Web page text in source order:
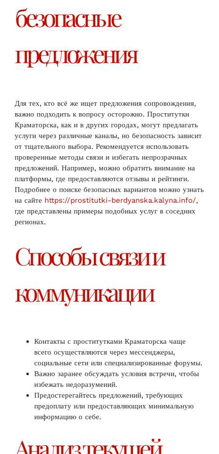
безопасные
предложения
Для тех, кто всё же ищет предложения сопровождения,
важно подходить к вопросу осторожно. Проститутки
Краматорска, как и в других городах, могут предлагать
услуги через различные каналы, но безопасность зависит
от тщательного выбора. Рекомендуется использовать
проверенные методы связи и избегать непрозрачных
предложений. Например, можно обратить внимание на
платформы, где предоставляются отзывы и рейтинги.
Подробнее о поиске безопасных вариантов можно узнать
на сайте https://prostitutki-berdyanska.kalyna.info/,
где представлены примеры подобных услуг в соседних
регионах.
Способы связи и
коммуникации
Контакты с проститутками Краматорска чаще
всего осуществляются через мессенджеры,
социальные сети или специализированные форумы.
Важно заранее обсуждать условия встречи, чтобы
избежать недоразумений.
Предостерегайтесь предложений, требующих
предоплату или предоставляющих минимальную
информацию о себе.